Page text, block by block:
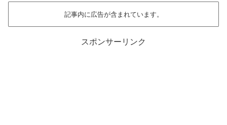
記事内に広告が含まれています。
スポンサーリンク